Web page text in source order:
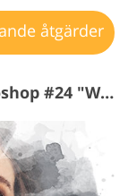
åtgärder
Gratis serietidning Action Photoshop #24 "Watercolor"